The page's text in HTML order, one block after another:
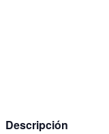
Descripción